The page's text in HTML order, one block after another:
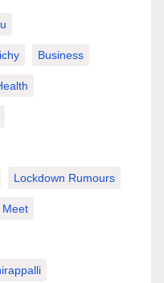
Business
Lockdown Rumours
Meet